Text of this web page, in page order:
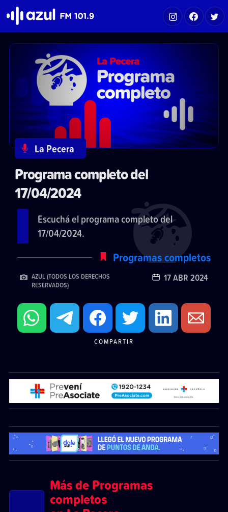
La Pecera
Programa completo del
17/04/2024
Escuchá el programa completo del
17/04/2024.
Programas completos
AZUL (TODOS LOS DERECHOS
RESERVADOS)
17 ABR 2024
COMPARTIR
Más de Programas
completos